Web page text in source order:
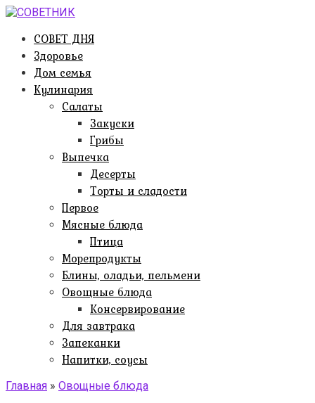
Перейти
контентуСОВЕТ ДНЯ
Здоровье
Дом семья
Кулинария
Салаты
Закуски
Грибы
Выпечка
Десерты
Торты и сладости
Первое
Мясные блюда
Птица
Морепродукты
Блины, оладьи, пельмени
Овощные блюда
Консервирование
Для завтрака
Запеканки
Напитки, соусы
Главная » Овощные блюда